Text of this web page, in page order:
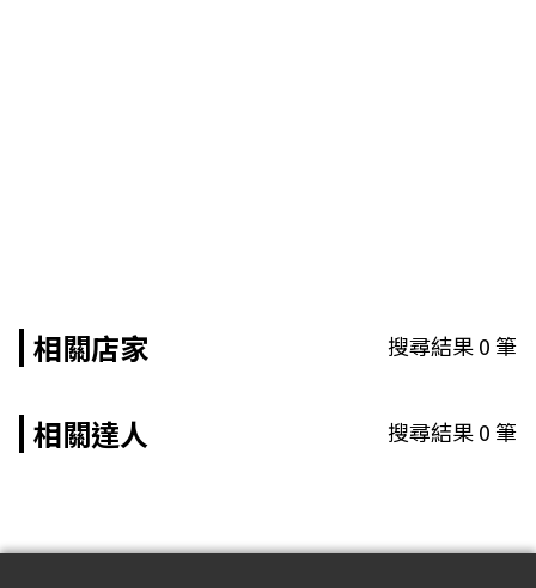
相關店家 搜尋結果0筆
相關達人 搜尋結果0筆